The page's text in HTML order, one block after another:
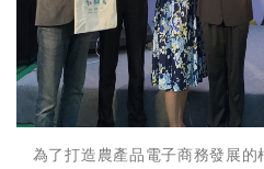
為了打造農產品電子商務發展的